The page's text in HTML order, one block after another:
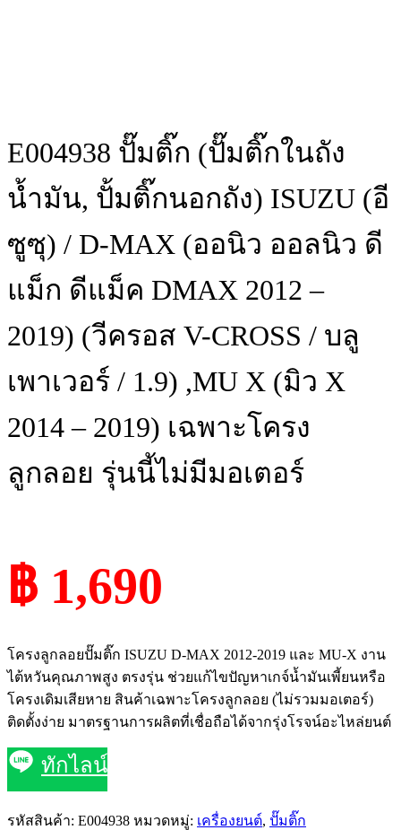
E004938 ปั๊มติ๊ก (ปั๊มติ๊กในถัง
น้ำมัน, ปั้มติ๊กนอกถัง) ISUZU (อี
ซูซุ) / D-MAX (ออนิว ออลนิว ดี
แม็ก ดีแม็ค DMAX 2012 –
2019) (วีครอส V-CROSS / บลู
เพาเวอร์ / 1.9) ,MU X (มิว X
2014 – 2019) เฉพาะโครง
ลูกลอย รุ่นนี้ไม่มีมอเตอร์
฿ 1,690
โครงลูกลอยปั๊มติ๊ก ISUZU D-MAX 2012-2019 และ MU-X งาน
ไต้หวันคุณภาพสูง ตรงรุ่น ช่วยแก้ไขปัญหาเกจ์น้ำมันเพี้ยนหรือ
โครงเดิมเสียหาย สินค้าเฉพาะโครงลูกลอย (ไม่รวมมอเตอร์)
ติดตั้งง่าย มาตรฐานการผลิตที่เชื่อถือได้จากรุ่งโรจน์อะไหล่ยนต์
ทักไลน์
รหัสสินค้า: E004938 หมวดหมู่: เครื่องยนต์, ปั๊มติ๊ก